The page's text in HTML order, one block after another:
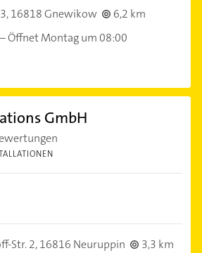
16818 Gnewikow
6,2 km
–Öffnet Montag um 08:00
GmbH
Str. 2,16816 Neuruppin
3,3 km